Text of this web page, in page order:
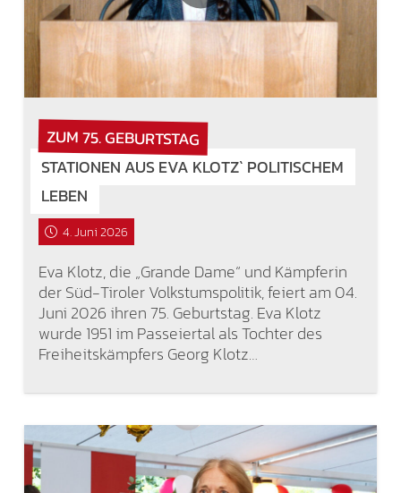
ZUM 75. GEBURTSTAG
STATIONEN AUS EVA KLOTZ` POLITISCHEM
LEBEN
4. Juni 2026
Eva Klotz, die „Grande Dame“ und Kämpferin
der Süd-Tiroler Volkstumspolitik, feiert am 04.
Juni 2026 ihren 75. Geburtstag. Eva Klotz
wurde 1951 im Passeiertal als Tochter des
Freiheitskämpfers Georg Klotz…